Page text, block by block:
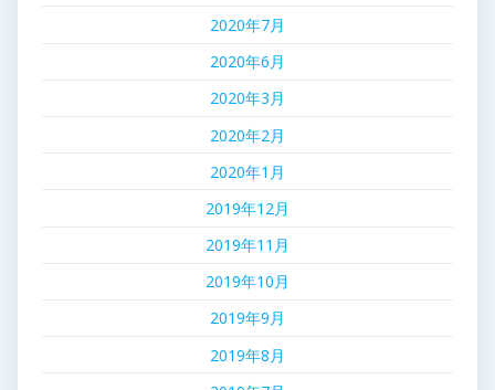
2020年7月
2020年6月
2020年3月
2020年2月
2020年1月
2019年12月
2019年11月
2019年10月
2019年9月
2019年8月